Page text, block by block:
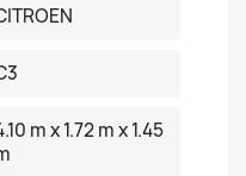
m x 1.72 m x 1.45